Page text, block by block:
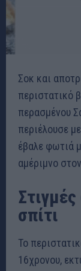
Σοκ και
περιστατικό
περασμένου
περιέλουσε
έβαλε φωτιά
αμέριμνο
σπίτι
Το
16χρονου,